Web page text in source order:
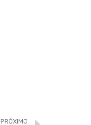
PRÓXIMO